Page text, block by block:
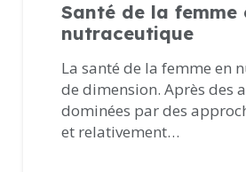
Santé de la femme
nutraceutique
La santé de la femme en
de dimension. Après des
dominées par des
et relativement…